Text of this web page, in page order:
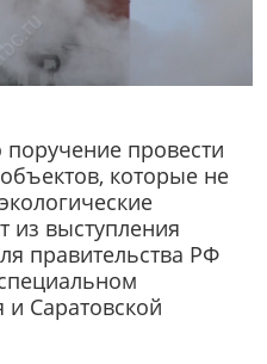
провести
которые не
из выступления
правительства РФ
и Саратовской